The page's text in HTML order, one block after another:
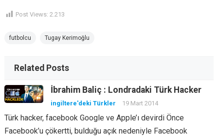
Post Views: 2.213
futbolcu Tugay Kerimoğlu
Related Posts
İbrahim Baliç : Londradaki Türk Hacker
ingiltere'deki Türkler 19 Mart 2014
Türk hacker, facebook Google ve Apple’ı devirdi Önce
Facebook’u çökertti, bulduğu açık nedeniyle Facebook